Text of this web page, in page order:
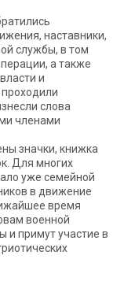
наставники,
службы, в том
а также
и
слова
членами
значки, книжка
Для многих
уже семейной
в движение
время
военной
и примут участие в